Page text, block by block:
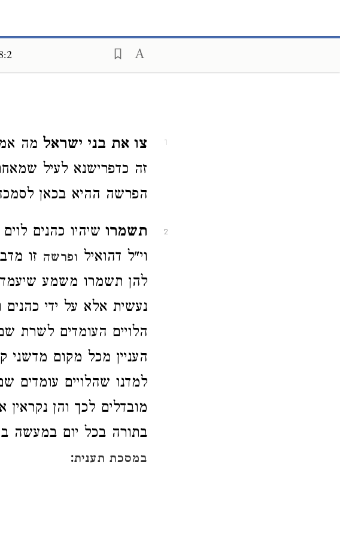
1 צו את בני ישראל מה
זה כדפרישנא לעיל
הפרשה ההיא בכאן
2 תשמרו שיהיו כהנים
וי"ל דהואיל ופרשה זו
להן תשמרו משמע
נעשית אלא על ידי
הלויים העומדים לשרת
העניין מכל מקום מדשני
למדנו שהלויים עומדים
מובדלים לכך והן נקראין
בתורה בכל יום במעשה
במסכת תענית: